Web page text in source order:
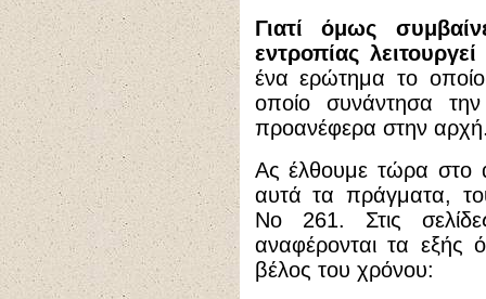
Γιατί όμως
εντροπίας
ένα ερώτημα το
οποίο συνάντησα
προανέφερα στην
Ας έλθουμε τώρα
αυτά τα πράγματα,
Νο 261. Στις
αναφέρονται τα εξής
βέλος του χρόνου: